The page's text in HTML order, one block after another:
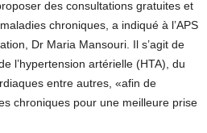
des consultations gratuites et
chroniques, a indiqué à l’APS
Dr Maria Mansouri. Il s’agit de
l’hypertension artérielle (HTA), du
entre autres, «afin de
chroniques pour une meilleure prise